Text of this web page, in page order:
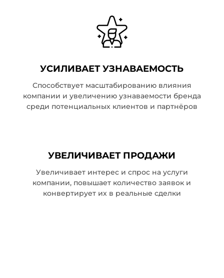
УСИЛИВАЕТ УЗНАВАЕМОСТЬ
Способствует масштабированию влияния
компании и увеличению узнаваемости бренда
среди потенциальных клиентов и партнёров
УВЕЛИЧИВАЕТ ПРОДАЖИ
Увеличивает интерес и спрос на услуги
компании, повышает количество заявок и
конвертирует их в реальные сделки